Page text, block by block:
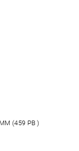
(459 PB )